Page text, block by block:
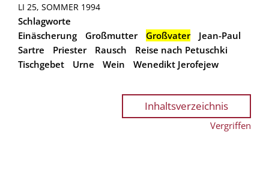
LI 25, SOMMER 1994
Schlagworte
Einäscherung
Großmutter Großvater
Jean-Paul
Sartre
Priester Rausch
Reise nach Petuschki
Tischgebet
Urne Wein Wenedikt Jerofejew
Inhaltsverzeichnis
Vergriffen